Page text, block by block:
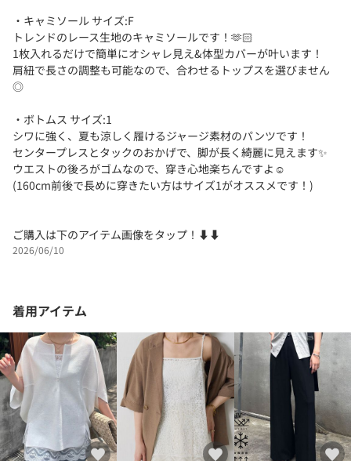
・キャミソール サイズ:F
トレンドのレース生地のキャミソールです！🫶🏻
1枚入れるだけで簡単にオシャレ見え&体型カバーが叶います！
肩紐で長さの調整も可能なので、合わせるトップスを選びません
◎
・ボトムス サイズ:1
シワに強く、夏も涼しく履けるジャージ素材のパンツです！
センタープレスとタックのおかげで、脚が長く綺麗に見えます✨
ウエストの後ろがゴムなので、穿き心地楽ちんですよ☺️
(160cm前後で長めに穿きたい方はサイズ1がオススメです！)
ご購入は下のアイテム画像をタップ！⬇⬇
2026/06/10
着用アイテム